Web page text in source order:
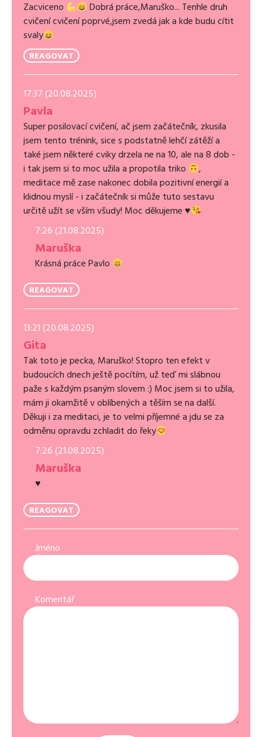
Zacviceno
Dobrá práce,Maruško... Tenhle druh
cvičení cvičení poprvé,jsem zvedá jak a kde budu cítit
svaly
REAGOVAT
17:37 (20.08.2025)
Pavla
Super posilovací cvičení, ač jsem začátečník, zkusila
jsem tento trénink, sice s podstatně lehčí zátěží a
také jsem některé cviky drzela ne na 10, ale na 8 dob -
i tak jsem si to moc užila a propotila triko
,
meditace mě zase nakonec dobila pozitivní energií a
klidnou myslí - i začátečník si může tuto sestavu
určitě užít se vším všudy! Moc děkujeme ♥️
7:26 (21.08.2025)
Maruška
Krásná práce Pavlo
REAGOVAT
13:21 (20.08.2025)
Gita
Tak toto je pecka, Maruško! Stopro ten efekt v
budoucích dnech ještě pocítím, už teď mi slábnou
paže s každým psaným slovem :) Moc jsem si to užila,
mám ji okamžitě v oblíbených a těším se na další.
Děkuji i za meditaci, je to velmi příjemné a jdu se za
odměnu opravdu zchladit do řeky
7:26 (21.08.2025)
Maruška
♥️
REAGOVAT
Jméno
Komentář